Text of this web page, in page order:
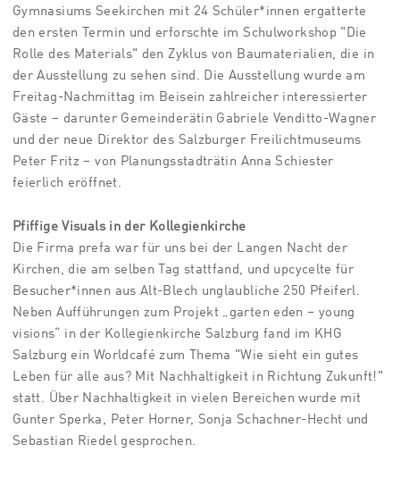
Gymnasiums Seekirchen mit 24 Schüler*innen ergatterte
den ersten Termin und erforschte im Schulworkshop "Die
Rolle des Materials" den Zyklus von Baumaterialien, die in
der Ausstellung zu sehen sind. Die Ausstellung wurde am
Freitag-Nachmittag im Beisein zahlreicher interessierter
Gäste – darunter Gemeinderätin Gabriele Venditto-Wagner
und der neue Direktor des Salzburger Freilichtmuseums
Peter Fritz – von Planungsstadträtin Anna Schiester
feierlich eröffnet.
Pfiffige Visuals in der Kollegienkirche
Die Firma prefa war für uns bei der Langen Nacht der
Kirchen, die am selben Tag stattfand, und upcycelte für
Besucher*innen aus Alt-Blech unglaubliche 250 Pfeiferl.
Neben Aufführungen zum Projekt „garten eden – young
visions“ in der Kollegienkirche Salzburg fand im KHG
Salzburg ein Worldcafé zum Thema "Wie sieht ein gutes
Leben für alle aus? Mit Nachhaltigkeit in Richtung Zukunft!"
statt. Über Nachhaltigkeit in vielen Bereichen wurde mit
Gunter Sperka, Peter Horner, Sonja Schachner-Hecht und
Sebastian Riedel gesprochen.